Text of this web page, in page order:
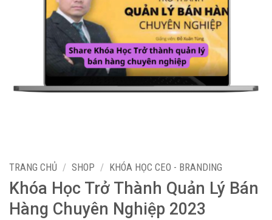
TRANG CHỦ / SHOP / KHÓA HỌC CEO - BRANDING
Khóa Học Trở Thành Quản Lý Bán
Hàng Chuyên Nghiệp 2023